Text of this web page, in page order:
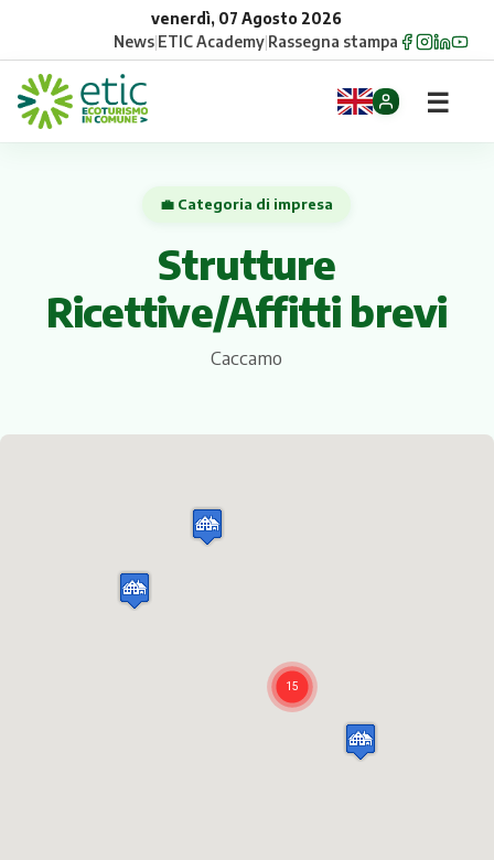
venerdì, 07 Agosto 2026
News|ETIC Academy|Rassegna stampa
Aziende
☰
💼 Categoria di impresa
Strutture
Ricettive/Affitti brevi
Caccamo